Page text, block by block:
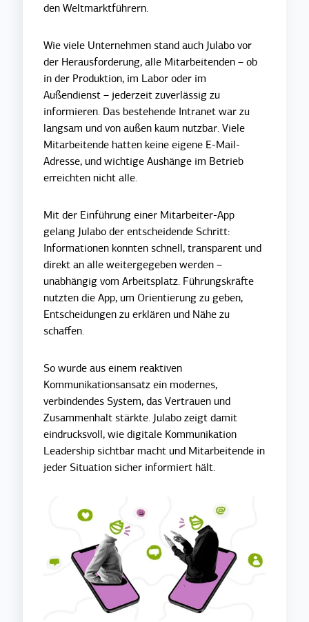
den Weltmarktführern.
Wie viele Unternehmen stand auch Julabo vor
der Herausforderung, alle Mitarbeitenden – ob
in der Produktion, im Labor oder im
Außendienst – jederzeit zuverlässig zu
informieren. Das bestehende Intranet war zu
langsam und von außen kaum nutzbar. Viele
Mitarbeitende hatten keine eigene E-Mail-
Adresse, und wichtige Aushänge im Betrieb
erreichten nicht alle.
Mit der Einführung einer Mitarbeiter-App
gelang Julabo der entscheidende Schritt:
Informationen konnten schnell, transparent und
direkt an alle weitergegeben werden –
unabhängig vom Arbeitsplatz. Führungskräfte
nutzten die App, um Orientierung zu geben,
Entscheidungen zu erklären und Nähe zu
schaffen.
So wurde aus einem reaktiven
Kommunikationsansatz ein modernes,
verbindendes System, das Vertrauen und
Zusammenhalt stärkte. Julabo zeigt damit
eindrucksvoll, wie digitale Kommunikation
Leadership sichtbar macht und Mitarbeitende in
jeder Situation sicher informiert hält.